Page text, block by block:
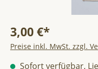
3,00 €*
Preise inkl. MwSt. zzgl.
Sofort verfügbar,